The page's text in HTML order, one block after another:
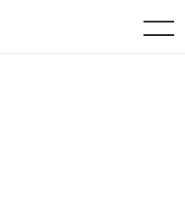
toggle navigation